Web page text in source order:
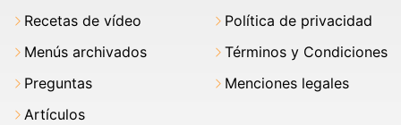
Recetas de vídeo
Menús archivados
Preguntas
Artículos
Política de privacidad
Términos y Condiciones
Menciones legales